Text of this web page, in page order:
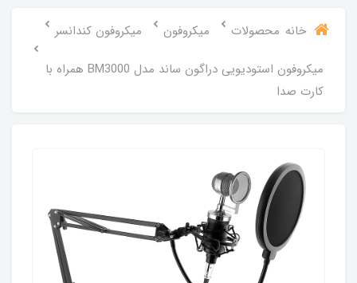
خانه محصولات میکروفون
میکروفون کندانسر
میکروفون استودیویی دراگون ساند مدل BM3000 همراه با
کارت صدا